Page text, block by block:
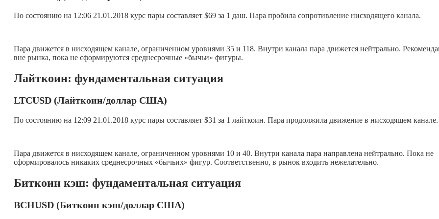
По состоянию на 12:06 21.01.2018 курс пары составляет $69 за 1 даш. Пара пробила сопротивление нисходящего канала.
Пара движется в нисходящем канале, ограниченном уровнями 35 и 118. Внутри канала пара движется нейтрально.
вне рынка, пока не сформируются среднесрочные «бычьи» фигуры.
Лайткоин: фундаментальная ситуация
LTCUSD (Лайткоин/доллар США)
По состоянию на 12:09 21.01.2018 курс пары составляет $31 за 1 лайткоин. Пара продолжила движение в нисходящем канале.
Пара движется в нисходящем канале, ограниченном уровнями 10 и 40. Внутри канала пара направлена нейтрально. Пока не
сформировалось никаких среднесрочных «бычьих» фигур. Соответственно, в рынок входить нежелательно.
Биткоин кэш: фундаментальная ситуация
BCHUSD (Биткоин кэш/доллар США)